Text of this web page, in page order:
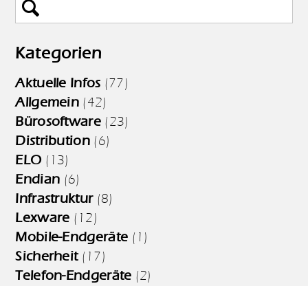
Kategorien
Aktuelle Infos (77)
Allgemein (42)
Bürosoftware (23)
Distribution (6)
ELO (13)
Endian (6)
Infrastruktur(8)
Lexware (12)
Mobile-Endgeräte (1)
Sicherheit(17)
Telefon-Endgeräte (2)